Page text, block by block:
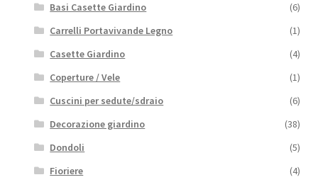
Basi Casette Giardino
(6)
Carrelli Portavivande Legno
(1)
Casette Giardino
(4)
Coperture / Vele
(1)
Cuscini per sedute/sdraio
(6)
Decorazione giardino
(38)
Dondoli
(5)
Fioriere
(4)